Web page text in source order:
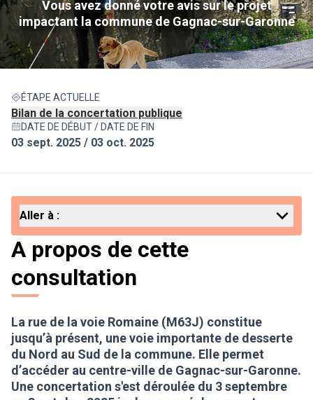
Vous avez donné votre avis sur le projet
impactant la commune de Gagnac-sur-Garonne
ÉTAPE ACTUELLE
Bilan de la concertation publique
DATE DE DÉBUT / DATE DE FIN
03 sept. 2025 / 03 oct. 2025
A propos de cette
consultation
La rue de la voie Romaine (M63J) constitue
jusqu’à présent, une voie importante de desserte
du Nord au Sud de la commune. Elle permet
d’accéder au centre-ville de Gagnac-sur-Garonne.
Une concertation s'est déroulée du 3 septembre
Aller à :